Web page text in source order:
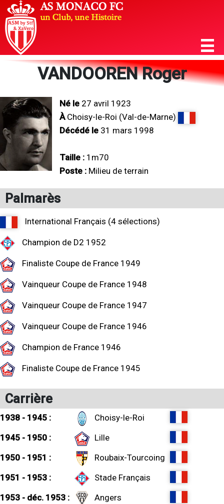
VANDOOREN Roger
Né le 27 avril 1923
ÀChoisy-le-Roi (Val-de-Marne)
Décédé le 31 mars 1998
Taille : 1m70
Poste : Milieu de terrain
Palmarès
International Français (4 sélections)
Champion de D2 1952
Finaliste Coupe de France 1949
Vainqueur Coupe de France 1948
Vainqueur Coupe de France 1947
Vainqueur Coupe de France 1946
Champion de France 1946
Finaliste Coupe de France 1945
Carrière
1938 - 1945 :
Choisy-le-Roi
1945 - 1950 :
Lille
1950 - 1951 :
Roubaix-Tourcoing
1951 - 1953 :
Stade Français
1953 - déc. 1953 :
Angers